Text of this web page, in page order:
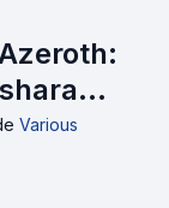
Various